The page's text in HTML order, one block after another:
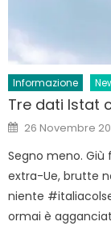
Informazione
Tre dati Istat
Posted
on
26 Novembre
Segno meno. Giù
extra-Ue, brutte
niente
ormai è